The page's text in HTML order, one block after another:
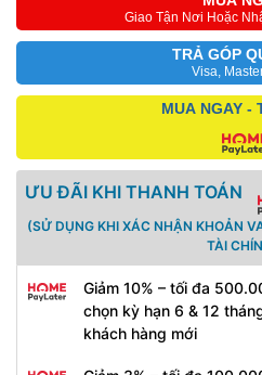
Giao Tận Nơi Hoặc
TRẢ GÓP
Visa,
MUA NGAY -
ƯU ĐÃI KHI THANH TOÁN
(SỬ DỤNG KHI XÁC NHẬN KHOẢN
TÀI
Giảm 10% – tối đa
chọn kỳ hạn 6 & 12
khách hàng mới